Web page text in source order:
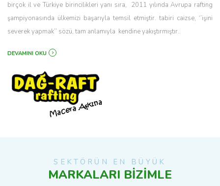
birçok il ve Türkiye birincilikleri yanı sıra, 2011 yılında Avrupa rafting
şampiyonasında ülkemizi başarıyla temsil etmiştir. tabiri caizse, ‘’işini
severek yapmak’’ sözü, tam anlamıyla kendine yakıştırmıştır..
DEVAMINI OKU
SEKTÖRÜN EN BÜYÜK
MARKALARI BİZİMLE